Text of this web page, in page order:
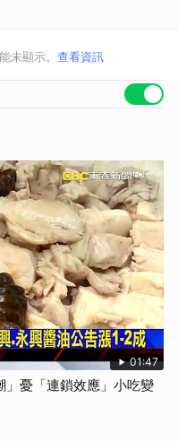
未顯示。 查看資訊
01:47
」憂「連鎖效應」小吃變